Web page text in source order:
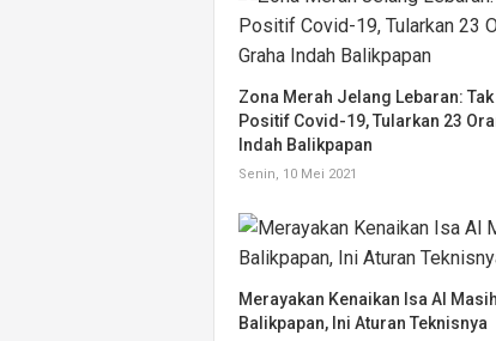
Zona Merah Jelang Lebaran:
Positif Covid-19, Tularkan 23
Indah Balikpapan
Senin, 10 Mei 2021
Merayakan Kenaikan Isa Al
Balikpapan, Ini Aturan Teknisnya